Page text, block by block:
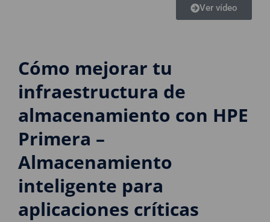
Ver vídeo
Cómo mejorar tu
infraestructura de
almacenamiento con HPE
Primera –
Almacenamiento
inteligente para
aplicaciones críticas